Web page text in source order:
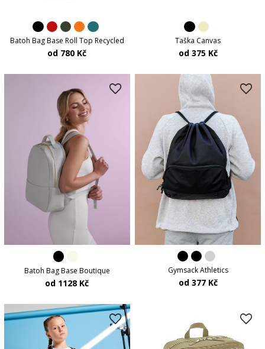
Batoh Bag Base Roll Top Recycled
od 780 Kč
Taška Canvas
od 375 Kč
Batoh Bag Base Boutique
od 1128 Kč
Gymsack Athletics
od 377 Kč